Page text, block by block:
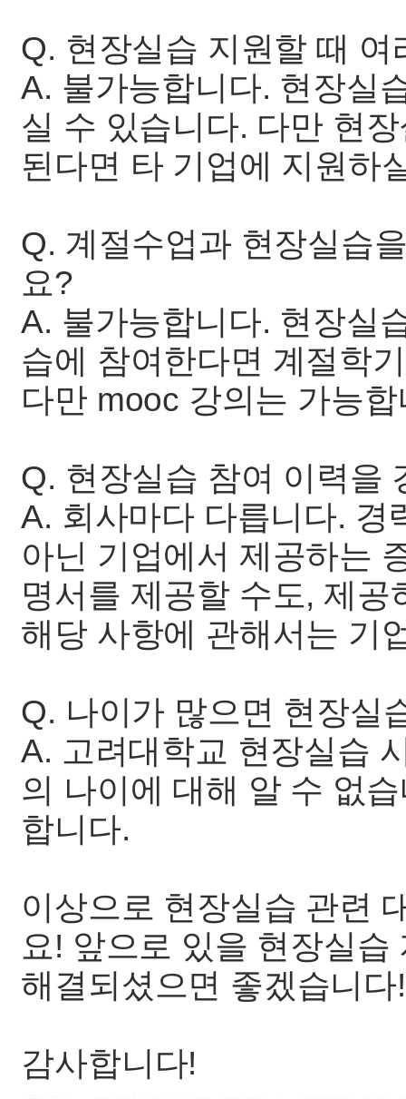
Q. 현장실습 지원할 때
A. 불가능합니다. 현장실
실 수 있습니다. 다만 현
된다면 타 기업에 지원하
Q. 계절수업과 현장실습
요?
A. 불가능합니다. 현장실
습에 참여한다면 계절학
다만 mooc 강의는 가능합
Q. 현장실습 참여 이력을
A. 회사마다 다릅니다. 경
아닌 기업에서 제공하는
명서를 제공할 수도, 제
해당 사항에 관해서는 기
Q. 나이가 많으면 현장실
A. 고려대학교 현장실습
의 나이에 대해 알 수 없
합니다.
이상으로 현장실습 관련
요! 앞으로 있을 현장실
해결되셨으면 좋겠습니다!
감사합니다!